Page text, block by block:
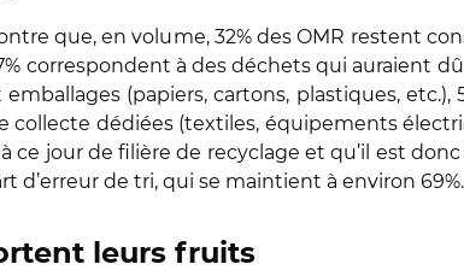
que, en volume, 32% des OMR restent
correspondent à des déchets qui auraient
(papiers, cartons, plastiques,
collecte dédiées (textiles, équipements
jour de filière de recyclage et qu’il est
d’erreur de tri, qui se maintient à environ 69%.
leurs fruits